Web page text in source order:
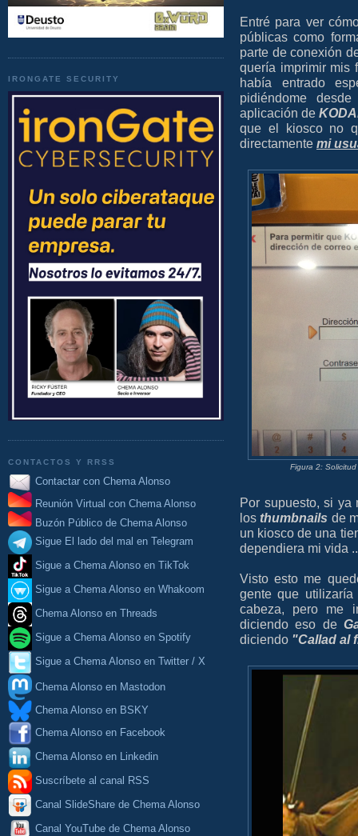
IRONGATE SECURITY
CONTACTOS Y RRSS
Contactar con Chema Alonso
Reunión Virtual con Chema Alonso
Buzón Público de Chema Alonso
Sigue El lado del mal en Telegram
Sigue a Chema Alonso en TikTok
Sigue a Chema Alonso en Whakoom
Chema Alonso en Threads
Sigue a Chema Alonso en Spotify
Sigue a Chema Alonso en Twitter / X
Chema Alonso en Mastodon
Chema Alonso en BSKY
Chema Alonso en Facebook
Chema Alonso en Linkedin
Suscríbete al canal RSS
Canal SlideShare de Chema Alonso
Canal YouTube de Chema Alonso
Entré para ver
públicas como
parte de conexión
quería imprimir mis
había entrado
pidiéndome
aplicación de
que el kiosco no
directamente mi
Figura 2:
Por supuesto, si ya
losthumbnails de
un kiosco de una
dependiera mi vida
Visto esto me
gente que
cabeza, pero me
diciendo eso de
diciendo "Callad al